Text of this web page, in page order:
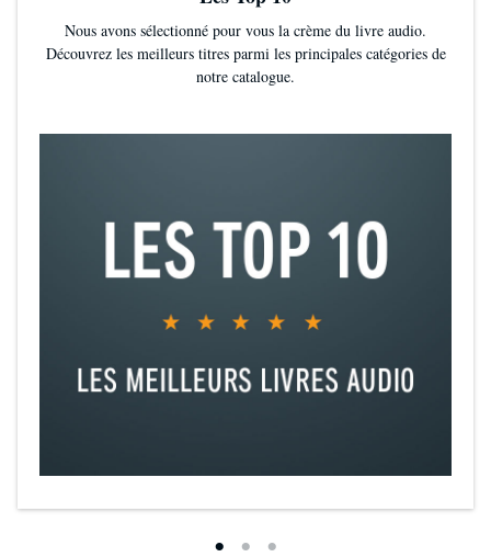
Nous avons sélectionné pour vous la crème du livre audio.
Découvrez les meilleurs titres parmi les principales catégories de
notre catalogue.